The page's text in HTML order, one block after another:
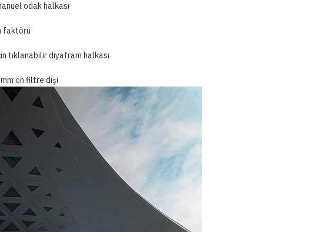
odak halkası
faktörü
tıklanabilir diyafram halkası
ön filtre dişi